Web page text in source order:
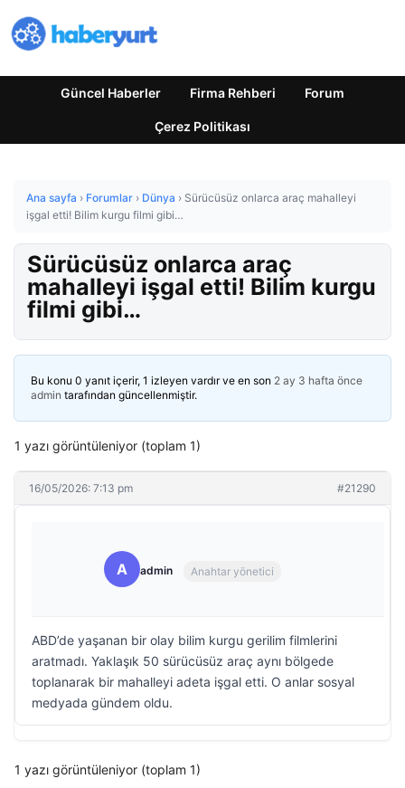
Güncel Haberler Firma Rehberi Forum
Çerez Politikası
Ana sayfa › Forumlar › Dünya › Sürücüsüz onlarca araç mahalleyi
işgal etti! Bilim kurgu filmi gibi…
Sürücüsüz onlarca araç
mahalleyi işgal etti! Bilim kurgu
filmi gibi…
Bu konu 0 yanıt içerir, 1 izleyen vardır ve en son 2 ay 3 hafta önce
admin tarafından güncellenmiştir.
1 yazı görüntüleniyor (toplam 1)
16/05/2026: 7:13 pm #21290
A admin Anahtar yönetici
ABD’de yaşanan bir olay bilim kurgu gerilim filmlerini
aratmadı. Yaklaşık 50 sürücüsüz araç aynı bölgede
toplanarak bir mahalleyi adeta işgal etti. O anlar sosyal
medyada gündem oldu.
1 yazı görüntüleniyor (toplam 1)